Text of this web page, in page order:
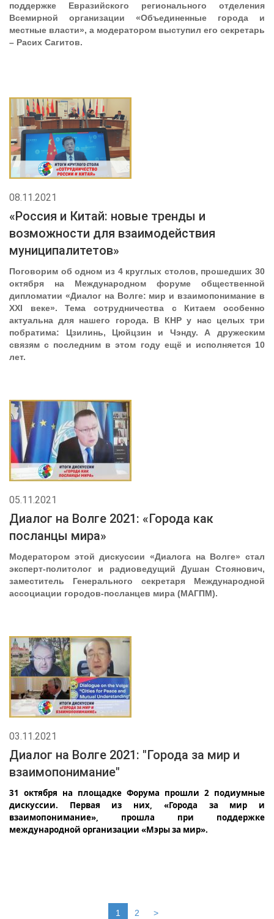
поддержке Евразийского регионального отделения
Всемирной организации «Объединенные города и
местные власти», а модератором выступил его секретарь
– Расих Сагитов.
08.11.2021
«Россия и Китай: новые тренды и
возможности для взаимодействия
муниципалитетов»
Поговорим об одном из 4 круглых столов, прошедших 30
октября на Международном форуме общественной
дипломатии «Диалог на Волге: мир и взаимопонимание в
XXI веке». Тема сотрудничества с Китаем особенно
актуальна для нашего города. В КНР у нас целых три
побратима: Цзилинь, Цюйцзин и Чэнду. А дружеским
связям с последним в этом году ещё и исполняется 10
лет.
05.11.2021
Диалог на Волге 2021: «Города как
посланцы мира»
Модератором этой дискуссии «Диалога на Волге» стал
эксперт-политолог и радиоведущий Душан Стоянович,
заместитель Генерального секретаря Международной
ассоциации городов-посланцев мира (МАГПМ).
03.11.2021
Диалог на Волге 2021: "Города за мир и
взаимопонимание"
31 октября на площадке Форума прошли 2 подиумные
дискуссии. Первая из них, «Города за мир и
взаимопонимание», прошла при поддержке
международной организации «Мэры за мир».
1 2 >